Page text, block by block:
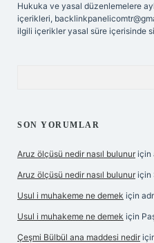
Hukuka ve yasal düzenlemelere
içerikleri,
ilgili içerikler yasal süre içerisinde
SON YORUMLAR
Aruz ölçüsü nedir nasıl bulunur için
Aruz ölçüsü nedir nasıl bulunur için
Usul i muhakeme ne demek için
Usul i muhakeme ne demek için
Çeşmi Bülbül ana maddesi nedir